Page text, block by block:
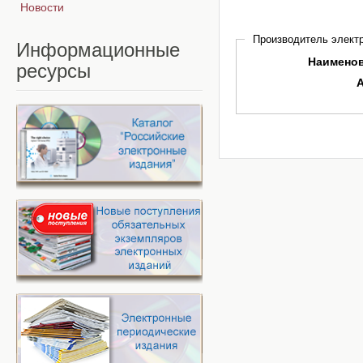
Производитель
Новости
Информационные
ресурсы